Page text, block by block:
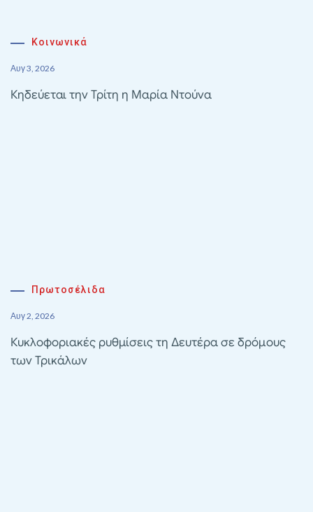
Κοινωνικά
Αυγ 3, 2026
Κηδεύεται την Τρίτη η Μαρία Ντούνα
Πρωτοσέλιδα
Αυγ 2, 2026
Κυκλοφοριακές ρυθμίσεις τη Δευτέρα σε δρόμους
των Τρικάλων